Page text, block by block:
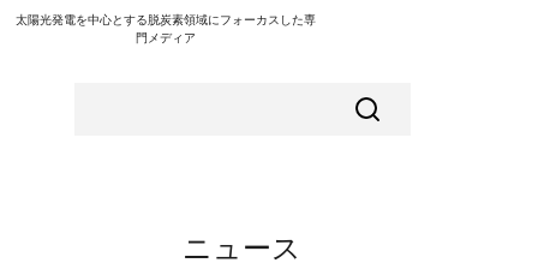
太陽光発電を中心とする脱炭素領域にフォーカスした専
門メディア
ニュース